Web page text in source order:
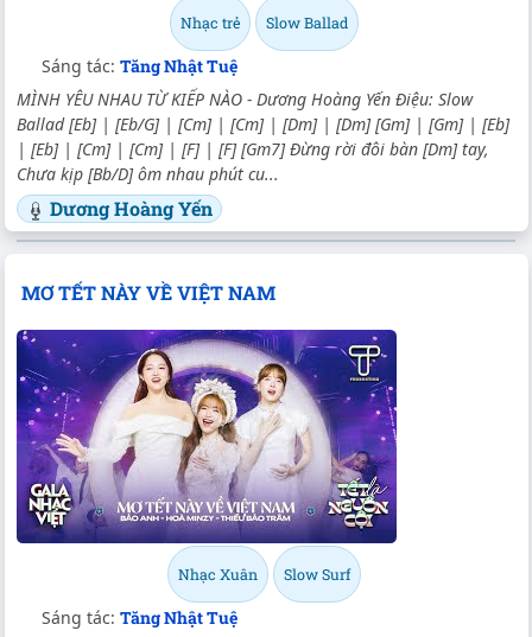
Nhạc trẻ Slow Ballad
Sáng tác: Tăng Nhật Tuệ
MÌNH YÊU NHAU TỪ KIẾP NÀO - Dương Hoàng Yến Điệu: Slow
Ballad [Eb] | [Eb/G] | [Cm] | [Cm] | [Dm] | [Dm] [Gm] | [Gm] | [Eb]
| [Eb] | [Cm] | [Cm] | [F] | [F] [Gm7] Đừng rời đôi bàn [Dm] tay,
Chưa kịp [Bb/D] ôm nhau phút cu...
Dương Hoàng Yến
MƠ TẾT NÀY VỀ VIỆT NAM
Nhạc Xuân Slow Surf
Sáng tác: Tăng Nhật Tuệ